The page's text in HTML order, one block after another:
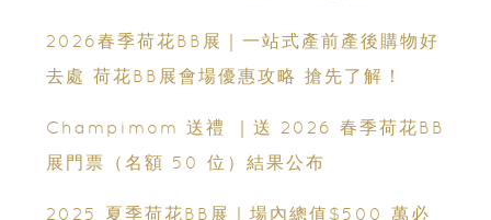
2026春季荷花BB展｜一站式產前產後購物好
去處 荷花BB展會場優惠攻略 搶先了解！
Champimom 送禮 ｜送 2026 春季荷花BB
展門票（名額 50 位）結果公布
2025 夏季荷花BB展｜場內總值$500 萬必